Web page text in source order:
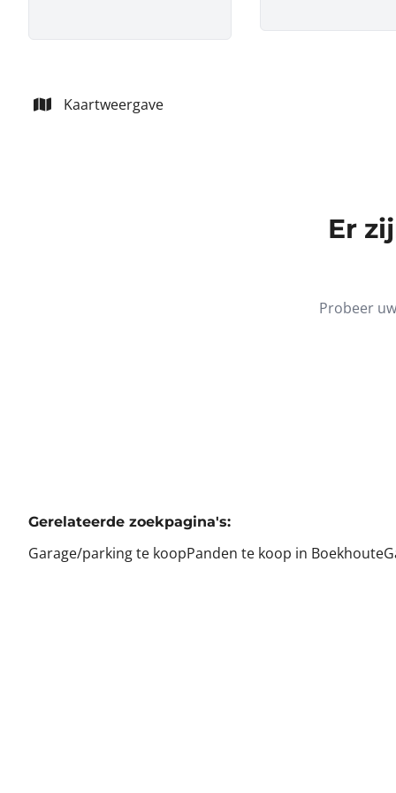
Kaartweergave
Er
Probeer
Gerelateerde zoekpagina's:
Garage/parking te koopPanden te koop in Boekhoute